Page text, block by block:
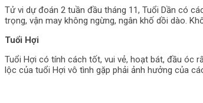
Tử vi dự đoán 2 tuần đầu tháng 11, Tuổi Dần có
trọng, vận may không ngừng, ngân khố dồi dào.
Tuổi Hợi
Tuổi Hợi có tính cách tốt, vui vẻ, hoạt bát, đầu óc
lộc của tuổi Hợi vô tình gặp phải ảnh hưởng của